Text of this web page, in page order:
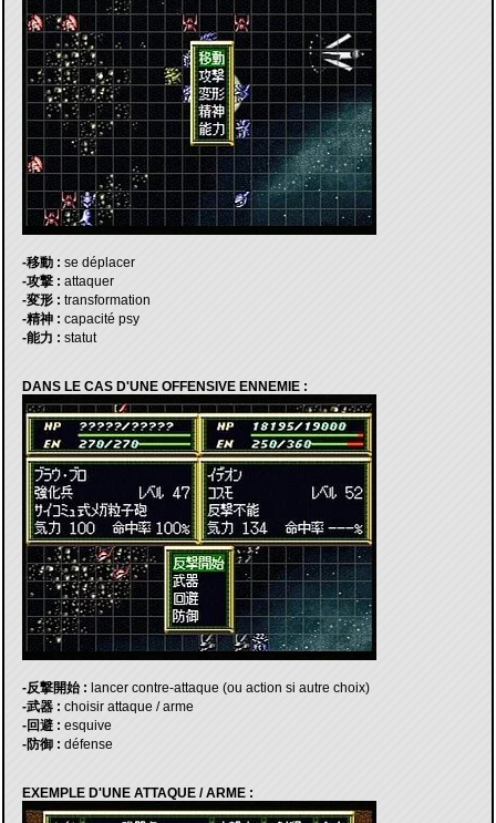
-移動 : se déplacer
-攻撃 : attaquer
-変形 : transformation
-精神 : capacité psy
-能力 : statut
DANS LE CAS D'UNE OFFENSIVE ENNEMIE :
-反撃開始 : lancer contre-attaque (ou action si autre choix)
-武器 : choisir attaque / arme
-回避 : esquive
-防御 : défense
EXEMPLE D'UNE ATTAQUE / ARME :